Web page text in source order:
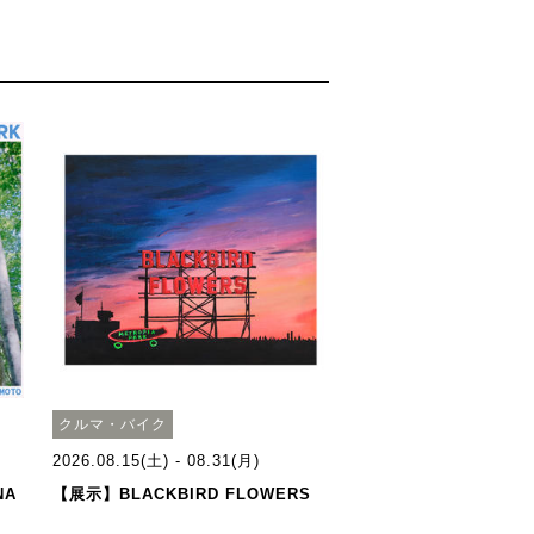
クルマ・バイク
2026.08.15(土) - 08.31(月)
【展示】BLACKBIRD FLOWERS